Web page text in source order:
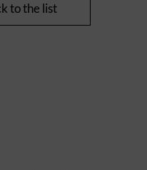
to the list